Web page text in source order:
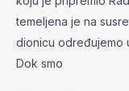
temeljena je na
dionicu određujemo
Dok smo